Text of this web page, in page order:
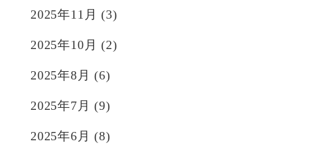
2025年11月 (3)
2025年10月 (2)
2025年8月 (6)
2025年7月 (9)
2025年6月 (8)